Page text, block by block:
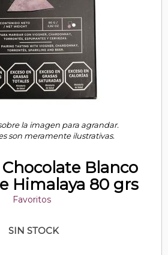
la imagen para agrandar.
son meramente ilustrativas.
Blanco
Himalaya 80 grs
Favoritos
SIN STOCK